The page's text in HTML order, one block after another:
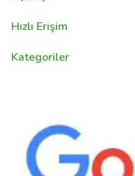
Hızlı Erişim
Kategoriler